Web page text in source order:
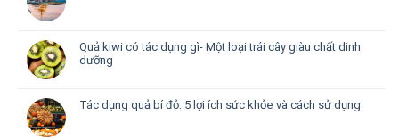
Quả kiwi có tác dụng gì- Một loại trái cây giàu chất dinh
dưỡng
Tác dụng quả bí đỏ: 5 lợi ích sức khỏe và cách sử dụng